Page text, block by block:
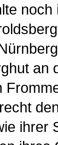
noch
an
ihrer